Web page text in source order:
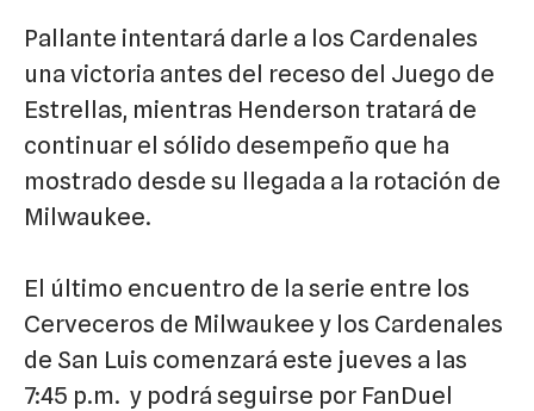
Pallante intentará darle a los Cardenales
una victoria antes del receso del Juego de
Estrellas, mientras Henderson tratará de
continuar el sólido desempeño que ha
mostrado desde su llegada a la rotación de
Milwaukee.
El último encuentro de la serie entre los
Cerveceros de Milwaukee y los Cardenales
de San Luis comenzará este jueves a las
7:45 p.m. y podrá seguirse por FanDuel